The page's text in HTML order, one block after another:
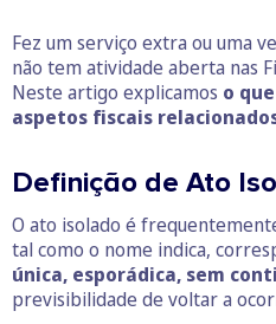
Fez um serviço extra ou uma
não tem atividade aberta nas
Neste artigo explicamos o
aspetos fiscais
Definição de Ato
O ato isolado é
tal como o nome indica,
única, esporádica, sem
previsibilidade de voltar a